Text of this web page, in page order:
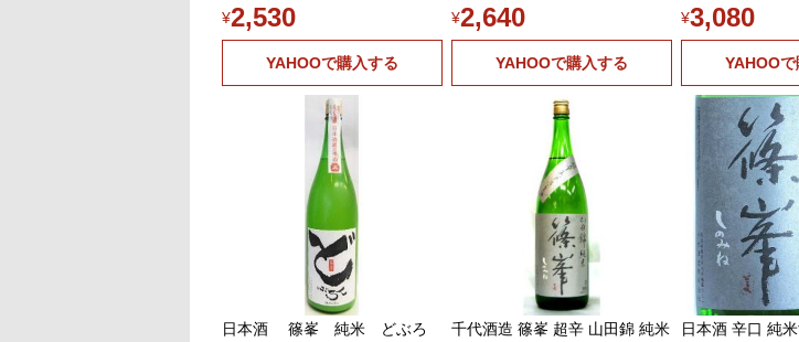
¥2,530
YAHOOで購入する
¥2,640
YAHOOで購入する
¥3,080
YAHOO
日本酒 篠峯 純米 どぶろ 千代酒造 篠峯 超辛 山田錦 純米 日本酒 辛口 純